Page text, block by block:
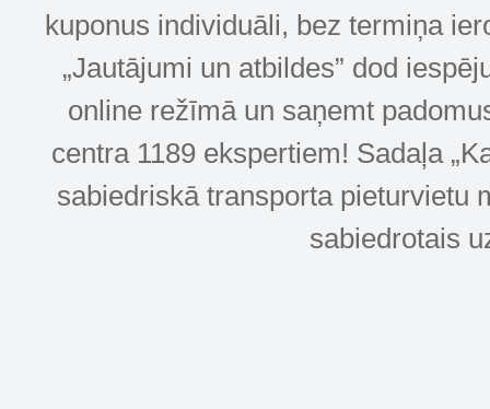
kuponus individuāli, bez termiņa
„Jautājumi un atbildes” dod
online režīmā un saņemt
centra 1189 ekspertiem! Sadaļa
sabiedriskā transporta pieturvietu
sabiedrotais